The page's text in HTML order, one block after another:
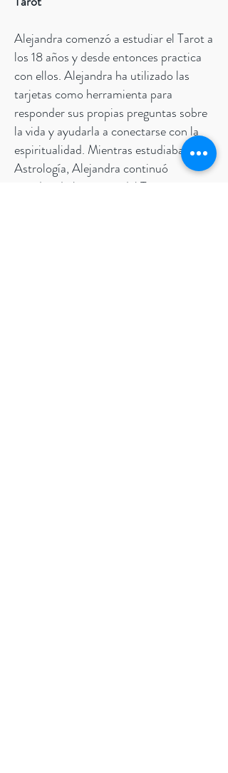
Alejandra comenzó a estudiar el Tarot a
los 18 años y desde entonces practica
con ellos. Alejandra ha utilizado las
tarjetas como herramienta para
responder sus propias preguntas sobre
la vida y ayudarla a conectarse con la
espiritualidad. Mientras estudiaba
Astrología, Alejandra continuó
estudiando las cartas del Tarot a un